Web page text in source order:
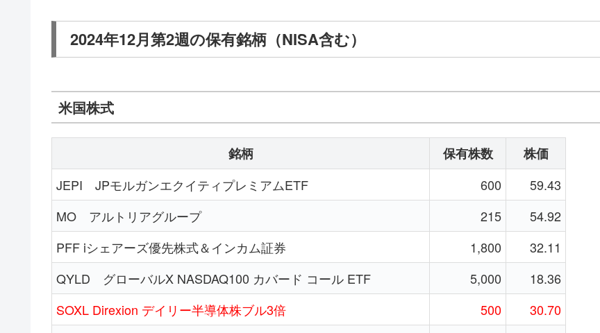
2024年12月第2週の保有銘柄（NISA含む）
米国株式
銘柄 保有株数
株価
JEPI JPモルガンエクイティプレミアムETF
600
59.43
MO アルトリアグループ
215
54.92
PFF iシェアーズ優先株式＆インカム証券
1,800
32.11
QYLD グローバルX NASDAQ100 カバード コール ETF
5,000
18.36
SOXL Direxion デイリー半導体株ブル3倍
500
30.70